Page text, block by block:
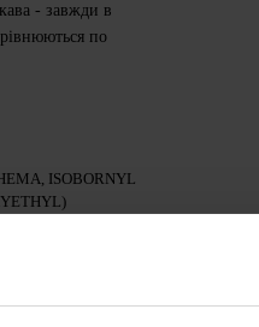
- завжди в
по
ISOBORNYL
77007, CI 77742,
1 krotnie.